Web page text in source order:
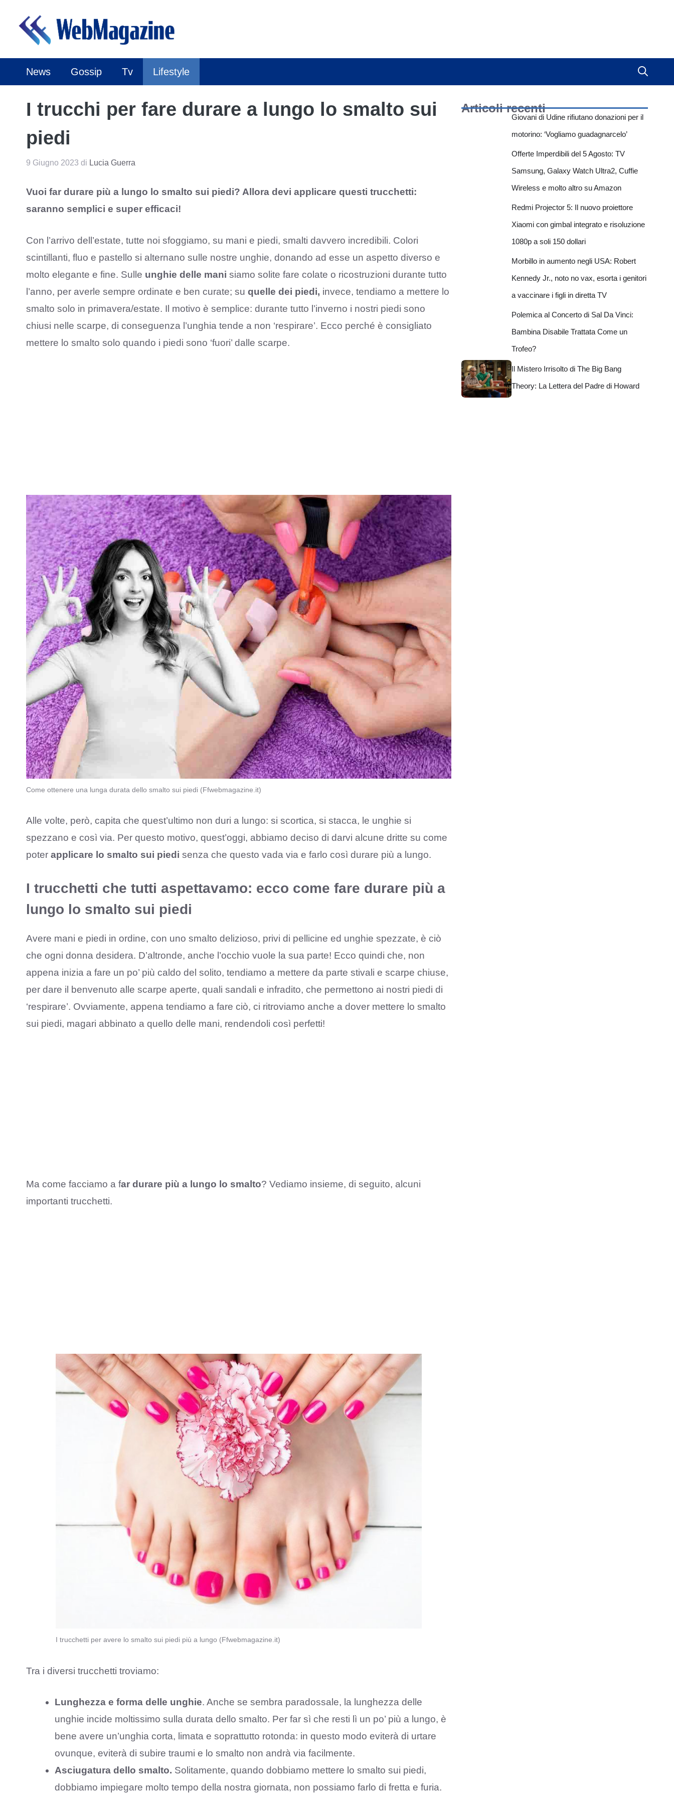
contenuto
News Gossip Tv Lifestyle
I trucchi per fare durare a lungo lo smalto sui
piedi
9 Giugno 2023 di Lucia Guerra
Vuoi far durare più a lungo lo smalto sui piedi? Allora devi applicare questi trucchetti:
saranno semplici e super efficaci!
Con l’arrivo dell’estate, tutte noi sfoggiamo, su mani e piedi, smalti davvero incredibili. Colori
scintillanti, fluo e pastello si alternano sulle nostre unghie, donando ad esse un aspetto diverso e
molto elegante e fine. Sulle unghie delle mani siamo solite fare colate o ricostruzioni durante tutto
l’anno, per averle sempre ordinate e ben curate; su quelle dei piedi, invece, tendiamo a mettere lo
smalto solo in primavera/estate. Il motivo è semplice: durante tutto l’inverno i nostri piedi sono
chiusi nelle scarpe, di conseguenza l’unghia tende a non ‘respirare’. Ecco perché è consigliato
mettere lo smalto solo quando i piedi sono ‘fuori’ dalle scarpe.
Come ottenere una lunga durata dello smalto sui piedi (Ffwebmagazine.it)
Alle volte, però, capita che quest’ultimo non duri a lungo: si scortica, si stacca, le unghie si
spezzano e così via. Per questo motivo, quest’oggi, abbiamo deciso di darvi alcune dritte su come
poter applicare lo smalto sui piedi senza che questo vada via e farlo così durare più a lungo.
I trucchetti che tutti aspettavamo: ecco come fare durare più a
lungo lo smalto sui piedi
Avere mani e piedi in ordine, con uno smalto delizioso, privi di pellicine ed unghie spezzate, è ciò
che ogni donna desidera. D’altronde, anche l’occhio vuole la sua parte! Ecco quindi che, non
appena inizia a fare un po’ più caldo del solito, tendiamo a mettere da parte stivali e scarpe chiuse,
per dare il benvenuto alle scarpe aperte, quali sandali e infradito, che permettono ai nostri piedi di
‘respirare’. Ovviamente, appena tendiamo a fare ciò, ci ritroviamo anche a dover mettere lo smalto
sui piedi, magari abbinato a quello delle mani, rendendoli così perfetti!
Ma come facciamo a far durare più a lungo lo smalto? Vediamo insieme, di seguito, alcuni
importanti trucchetti.
I trucchetti per avere lo smalto sui piedi più a lungo (Ffwebmagazine.it)
Tra i diversi trucchetti troviamo:
Lunghezza e forma delle unghie. Anche se sembra paradossale, la lunghezza delle
unghie incide moltissimo sulla durata dello smalto. Per far sì che resti lì un po’ più a lungo, è
bene avere un’unghia corta, limata e soprattutto rotonda: in questo modo eviterà di urtare
ovunque, eviterà di subire traumi e lo smalto non andrà via facilmente.
Asciugatura dello smalto. Solitamente, quando dobbiamo mettere lo smalto sui piedi,
dobbiamo impiegare molto tempo della nostra giornata, non possiamo farlo di fretta e furia.
Articoli recenti
Giovani di Udine rifiutano donazioni per il
motorino: ‘Vogliamo guadagnarcelo’
Offerte Imperdibili del 5 Agosto: TV
Samsung, Galaxy Watch Ultra2, Cuffie
Wireless e molto altro su Amazon
Redmi Projector 5: Il nuovo proiettore
Xiaomi con gimbal integrato e risoluzione
1080p a soli 150 dollari
Morbillo in aumento negli USA: Robert
Kennedy Jr., noto no vax, esorta i genitori
a vaccinare i figli in diretta TV
Polemica al Concerto di Sal Da Vinci:
Bambina Disabile Trattata Come un
Trofeo?
Il Mistero Irrisolto di The Big Bang
Theory: La Lettera del Padre di Howard